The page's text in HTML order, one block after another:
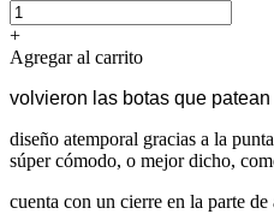
+
Agregar al carrito
volvieron las botas que
diseño atemporal gracias a la
súper cómodo, o mejor dicho,
cuenta con un cierre en la parte